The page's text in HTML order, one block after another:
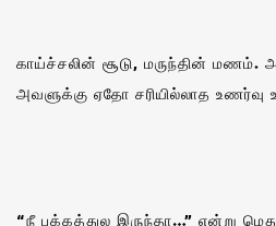
காய்ச்சலின் சூடு, மருந்தின் மணம்.
அவளுக்கு ஏதோ சரியில்லாத உணர்வு
“நீ பக்கத்துல இருந்தா…” என்று